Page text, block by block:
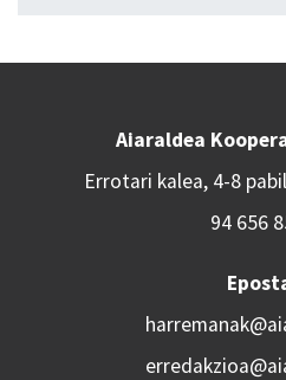
Aiaraldea
Errotari kalea, 4-8
94 656